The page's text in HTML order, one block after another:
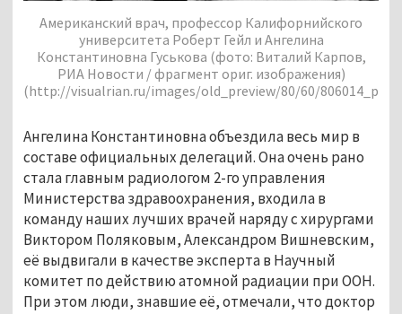
Американский врач, профессор Калифорнийского
университета Роберт Гейл и Ангелина
Константиновна Гуськова (фото: Виталий Карпов,
РИА Новости / фрагмент ориг. изображения)
(http://visualrian.ru/images/old_preview/80/60/
Ангелина Константиновна объездила весь мир в
составе официальных делегаций. Она очень рано
стала главным радиологом 2-го управления
Министерства здравоохранения, входила в
команду наших лучших врачей наряду с хирургами
Виктором Поляковым, Александром Вишневским,
её выдвигали в качестве эксперта в Научный
комитет по действию атомной радиации при ООН.
При этом люди, знавшие её, отмечали, что доктор